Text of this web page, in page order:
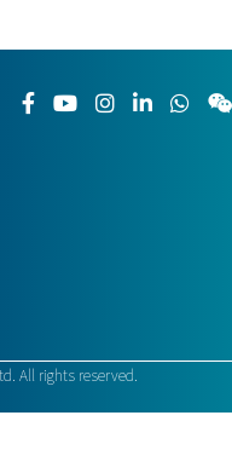
All rights reserved.